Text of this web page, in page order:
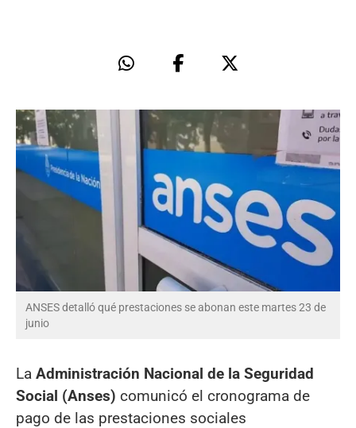
ANSES detalló qué prestaciones se abonan este martes 23 de
junio
La Administración Nacional de la Seguridad
Social (Anses) comunicó el cronograma de
pago de las prestaciones sociales